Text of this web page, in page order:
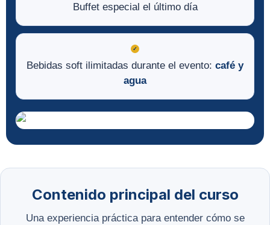
Buffet especial el último día
✓
Bebidas soft ilimitadas durante el evento: café y
agua
Contenido principal del curso
Una experiencia práctica para entender cómo se